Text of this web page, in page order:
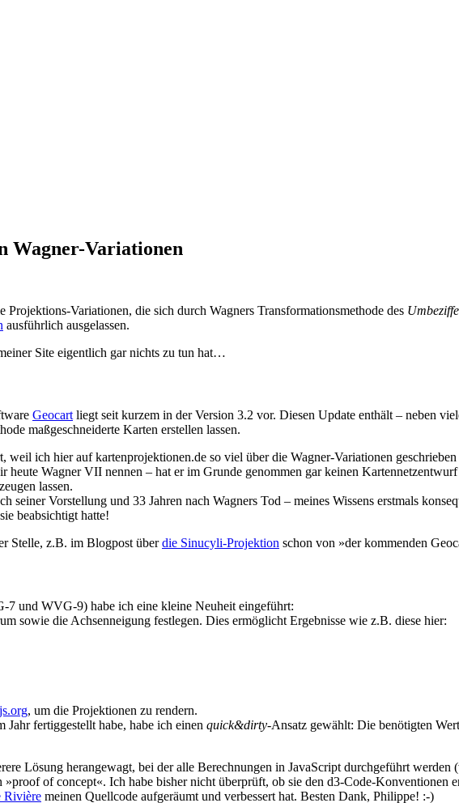
Wagner-Variationen
Projektions-Variationen, die sich durch Wagners Transformationsmethode des
ausführlich ausgelassen.
Site eigentlich gar nichts zu tun hat…
Geocart liegt seit kurzem in der Version 3.2 vor. Diesen Update enthält – neben
maßgeschneiderte Karten erstellen lassen.
weil ich hier auf kartenprojektionen.de so viel über die Wagner-Variationen
heute Wagner VII nennen – hat er im Grunde genommen gar keinen
lassen.
seiner Vorstellung und 33 Jahren nach Wagners Tod – meines Wissens erstmals
beabsichtigt hatte!
Stelle, z.B. im Blogpost überdie Sinucyli-Projektion schon von »der kommenden
und WVG-9) habe ich eine kleine Neuheit eingeführt:
sowie die Achsenneigung festlegen. Dies ermöglicht Ergebnisse wie z.B. diese hier:
, um die Projektionen zu rendern.
fertiggestellt habe, habe ich einen quick&dirty-Ansatz gewählt: Die benötigten
Lösung herangewagt, bei der alle Berechnungen in JavaScript durchgeführt
of concept«. Ich habe bisher nicht überprüft, ob sie den d3-Code-Konventionen
Rivière meinen Quellcode aufgeräumt und verbessert hat. Besten Dank, Philippe! :-)